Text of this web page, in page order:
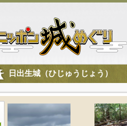
日出生城（ひじゅうじょう）